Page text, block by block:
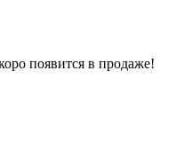
появится в продаже!